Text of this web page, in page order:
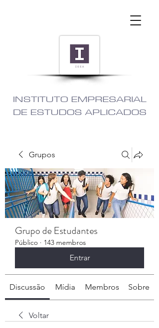
INSTITUTO EMPRESARIAL
DE ESTUDOS APLICADOS
Grupos
Grupo de Estudantes
Público · 143 membros
Entrar
Discussão Mídia Membros Sobre
Voltar